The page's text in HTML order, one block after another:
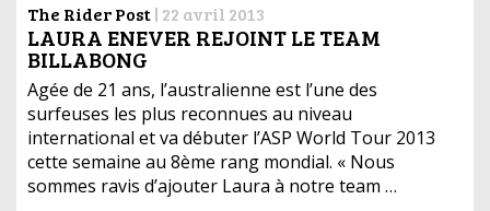
The Rider Post| 22 avril 2013
LAURA ENEVER REJOINT LE TEAM
BILLABONG
Agée de 21 ans, l’australienne est l’une des
surfeuses les plus reconnues au niveau
international et va débuter l’ASP World Tour 2013
cette semaine au 8ème rang mondial. « Nous
sommes ravis d’ajouter Laura à notre team …